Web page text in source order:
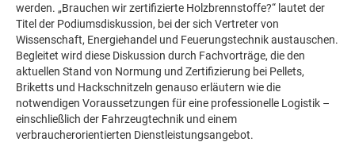
werden. „Brauchen wir zertifizierte Holzbrennstoffe?“ lautet der
Titel der Podiumsdiskussion, bei der sich Vertreter von
Wissenschaft, Energiehandel und Feuerungstechnik austauschen.
Begleitet wird diese Diskussion durch Fachvorträge, die den
aktuellen Stand von Normung und Zertifizierung bei Pellets,
Briketts und Hackschnitzeln genauso erläutern wie die
notwendigen Voraussetzungen für eine professionelle Logistik –
einschließlich der Fahrzeugtechnik und einem
verbraucherorientierten Dienstleistungsangebot.